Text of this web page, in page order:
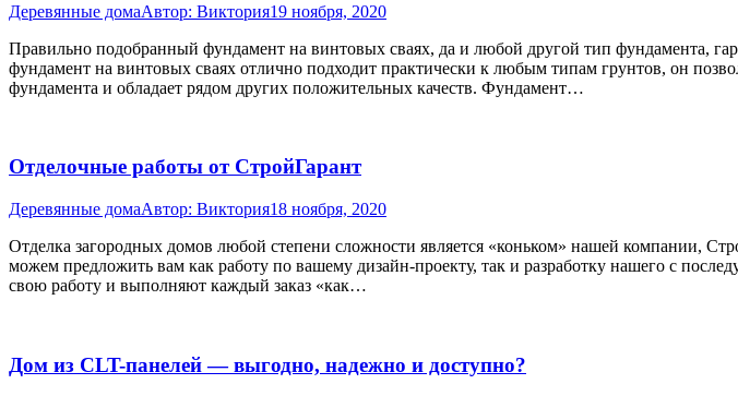
Деревянные домаАвтор: Виктория19 ноября, 2020
Правильно подобранный фундамент на винтовых сваях, да и любой другой тип фундамента,
фундамент на винтовых сваях отлично подходит практически к любым типам грунтов, он
фундамента и обладает рядом других положительных качеств. Фундамент…
Отделочные работы от СтройГарант
Деревянные домаАвтор: Виктория18 ноября, 2020
Отделка загородных домов любой степени сложности является «коньком» нашей компании,
можем предложить вам как работу по вашему дизайн-проекту, так и разработку нашего с
свою работу и выполняют каждый заказ «как…
Дом из CLT-панелей — выгодно, надежно и доступно?